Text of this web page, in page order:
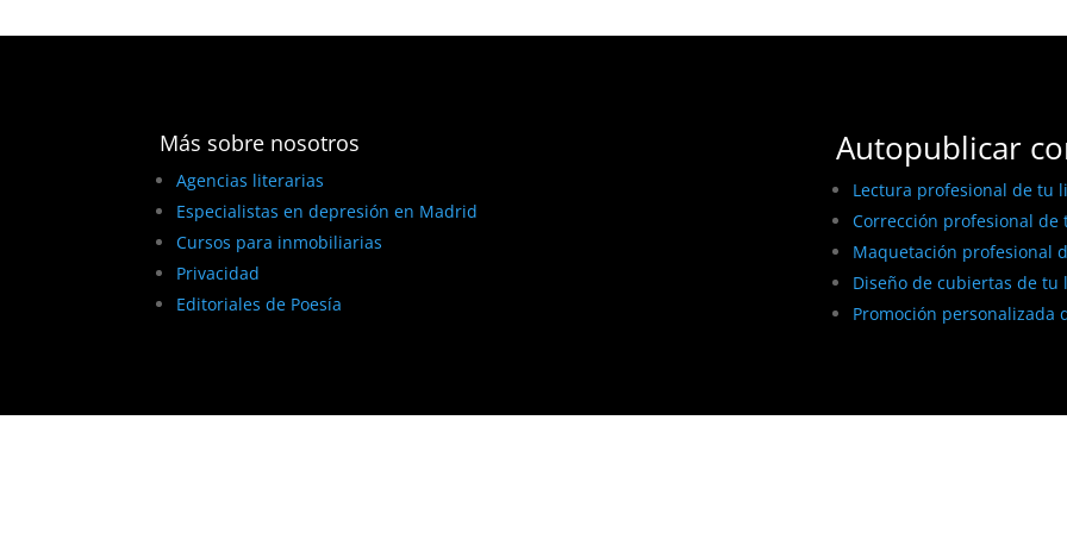
Más sobre nosotros
Agencias literarias
Especialistas en depresión en Madrid
Cursos para inmobiliarias
Privacidad
Editoriales de Poesía
Autopublicar
Lectura profesional de tu
Corrección profesional de
Maquetación profesional
Diseño de cubiertas de
Promoción personalizada